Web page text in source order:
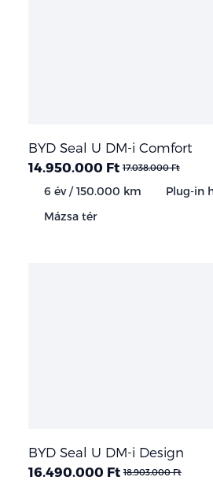
BYD Seal U DM-i Comfort
14.950.000 Ft 17.038.000 Ft
6 év / 150.000 km Plug-in
Mázsa tér
BYD Seal U DM-i Design
16.490.000 Ft 18.903.000 Ft